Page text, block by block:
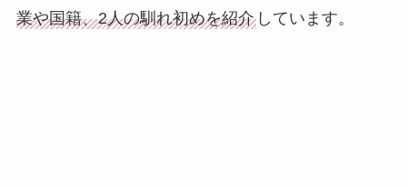
業や国籍、2人の馴れ初めを紹介しています。